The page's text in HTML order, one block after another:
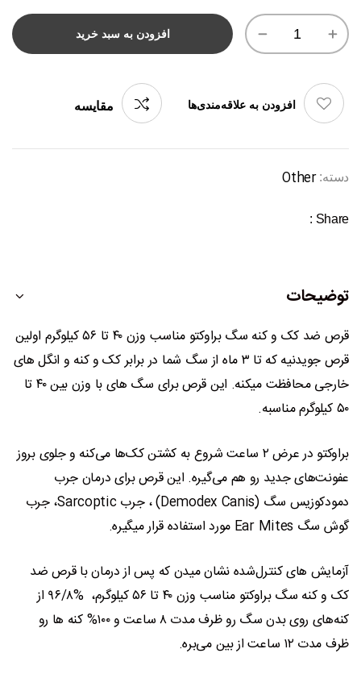
افزودن به سبد خرید
افزودن به علاقه‌مندی‌ها مقایسه
دسته:Other
Share :
توضیحات
قرص ضد کک و کنه سگ براوکتو مناسب وزن ۴۰ تا ۵۶ کیلوگرم اولین
قرص جویدنیه که تا ۳ ماه از سگ شما در برابر کک و کنه و انگل های
خارجی محافظت میکنه. این قرص برای سگ های با وزن بین ۴۰ تا
۵۰ کیلوگرم مناسبه.
براوکتو در عرض ۲ ساعت شروع به کشتن کک‌ها می‌کنه و جلوی بروز
عفونت‌های جدید رو هم می‌گیره. این قرص برای درمان جرب
دمودکوزیس سگ (ِDemodex Canis) ، جرب Sarcoptic، جرب
گوش سگ Ear Mites مورد استفاده قرار میگیره.
آزمایش های کنترل‌شده نشان میدن که پس از درمان با قرص ضد
کک و کنه سگ براوکتو مناسب وزن ۴۰ تا ۵۶ کیلوگرم، %۹۶/۸ از
کنه‌های روی بدن سگ رو ظرف مدت ۸ ساعت و ۱۰۰% کنه ها رو
ظرف مدت ۱۲ ساعت از بین می‌بره.